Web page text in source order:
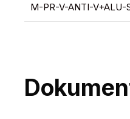
M-PR-V-ANTI-V+ALU-